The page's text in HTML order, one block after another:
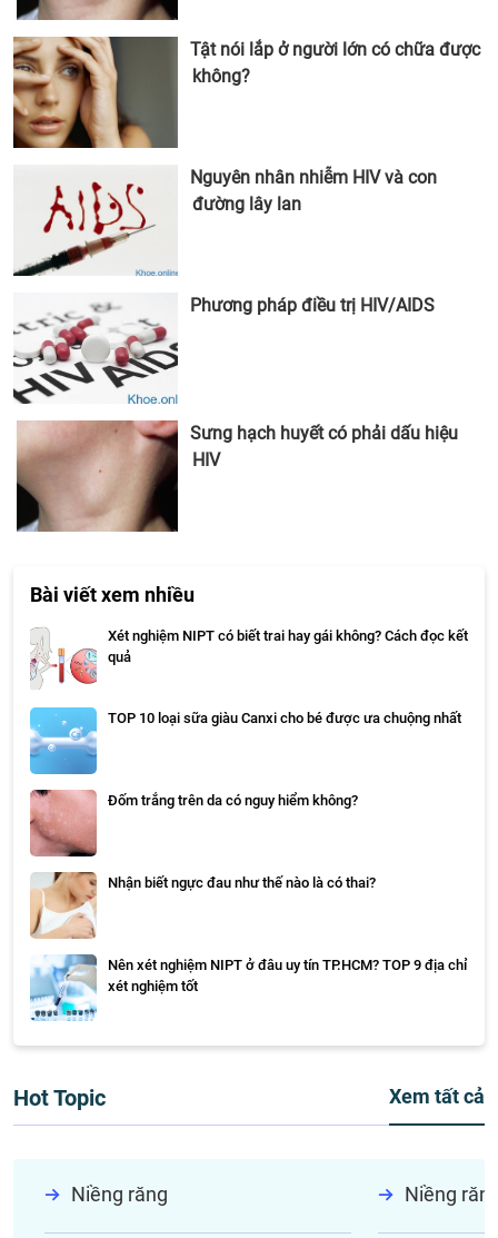
Tật nói lắp ở người lớn có chữa được
không?
Nguyên nhân nhiễm HIV và con
đường lây lan
Phương pháp điều trị HIV/AIDS
Sưng hạch huyết có phải dấu hiệu
HIV
Bài viết xem nhiều
Xét nghiệm NIPT có biết trai hay gái không? Cách đọc kết
quả
TOP 10 loại sữa giàu Canxi cho bé được ưa chuộng nhất
Đốm trắng trên da có nguy hiểm không?
Nhận biết ngực đau như thế nào là có thai?
Nên xét nghiệm NIPT ở đâu uy tín TP.HCM? TOP 9 địa chỉ
xét nghiệm tốt
Hot Topic Xem tất cả
Niềng răng Niềng